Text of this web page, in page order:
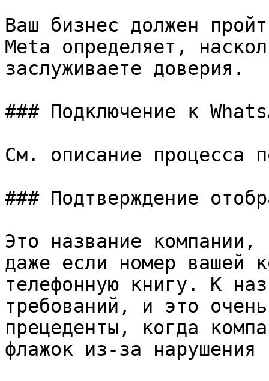
Ваш бизнес должен
Meta определяет,
заслуживаете доверия.
### Подключение к
См. описание процесса
### Подтверждение
Это название
даже если номер вашей
телефонную книгу. К
требований, и это
прецеденты, когда
флажок из-за